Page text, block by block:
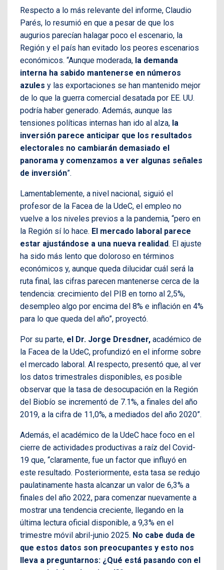
Respecto a lo más relevante del informe, Claudio
Parés, lo resumió en que a pesar de que los
augurios parecían halagar poco el escenario, la
Región y el país han evitado los peores escenarios
económicos. “Aunque moderada, la demanda
interna ha sabido mantenerse en números
azules y las exportaciones se han mantenido mejor
de lo que la guerra comercial desatada por EE. UU.
podría haber generado. Además, aunque las
tensiones políticas internas han ido al alza, la
inversión parece anticipar que los resultados
electorales no cambiarán demasiado el
panorama y comenzamos a ver algunas señales
de inversión”.
Lamentablemente, a nivel nacional, siguió el
profesor de la Facea de la UdeC, el empleo no
vuelve a los niveles previos a la pandemia, “pero en
la Región sí lo hace. El mercado laboral parece
estar ajustándose a una nueva realidad. El ajuste
ha sido más lento que doloroso en términos
económicos y, aunque queda dilucidar cuál será la
ruta final, las cifras parecen mantenerse cerca de la
tendencia: crecimiento del PIB en torno al 2,5%,
desempleo algo por encima del 8% e inflación en 4%
para lo que queda del año”, proyectó.
Por su parte, el Dr. Jorge Dresdner, académico de
la Facea de la UdeC, profundizó en el informe sobre
el mercado laboral. Al respecto, presentó que, al ver
los datos trimestrales disponibles, es posible
observar que la tasa de desocupación en la Región
del Biobío se incrementó de 7.1%, a finales del año
2019, a la cifra de 11,0%, a mediados del año 2020”.
Además, el académico de la UdeC hace foco en el
cierre de actividades productivas a raíz del Covid-
19 que, “claramente, fue un factor que influyó en
este resultado. Posteriormente, esta tasa se redujo
paulatinamente hasta alcanzar un valor de 6,3% a
finales del año 2022, para comenzar nuevamente a
mostrar una tendencia creciente, llegando en la
última lectura oficial disponible, a 9,3% en el
trimestre móvil abril-junio 2025. No cabe duda de
que estos datos son preocupantes y esto nos
lleva a preguntarnos: ¿Qué está pasando con el